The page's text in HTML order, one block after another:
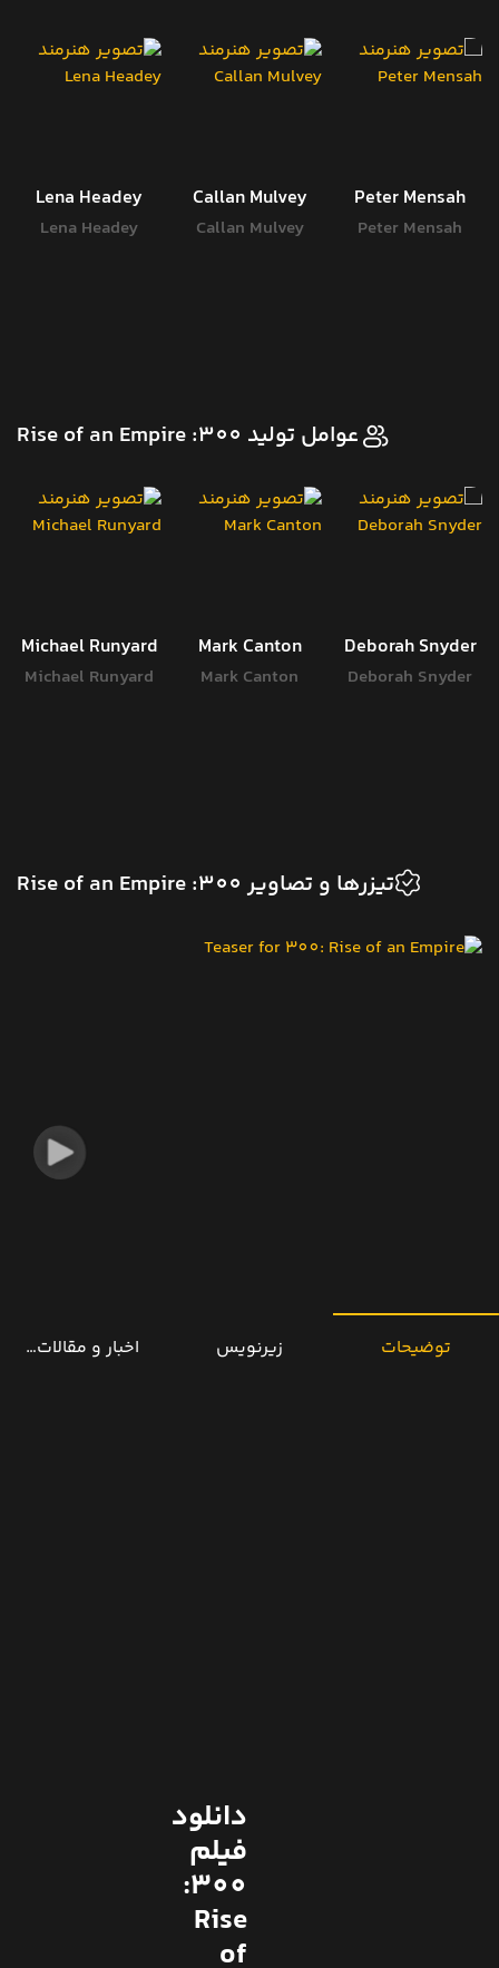
Peter Mensah
Peter Mensah
Callan Mulvey
Callan Mulvey
Lena Headey
Lena Headey
عوامل تولید 300: Rise of an Empire
Deborah Snyder
Deborah Snyder
Mark Canton
Mark Canton
Michael Runyard
Michael Runyard
تیزرها و تصاویر 300: Rise of an Empire
توضیحات زیرنویس اخبار و مقالات
دانلود
فیلم
300:
Rise
of